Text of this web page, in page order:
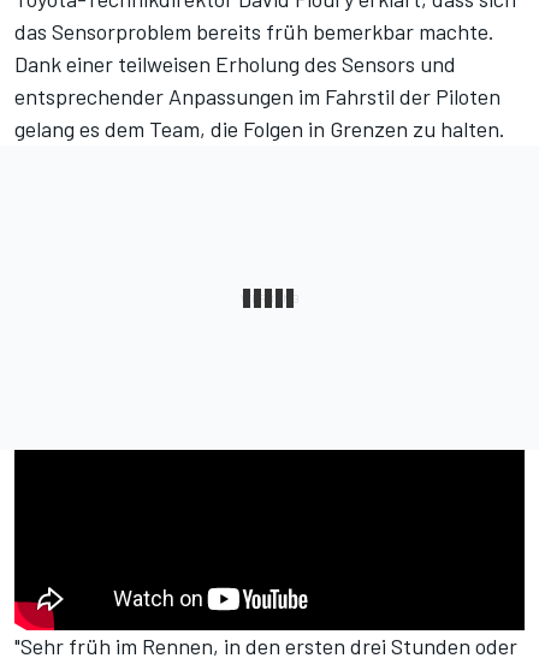
das Sensorproblem bereits früh bemerkbar machte.
Dank einer teilweisen Erholung des Sensors und
entsprechender Anpassungen im Fahrstil der Piloten
gelang es dem Team, die Folgen in Grenzen zu halten.
"Sehr früh im Rennen, in den ersten drei Stunden oder